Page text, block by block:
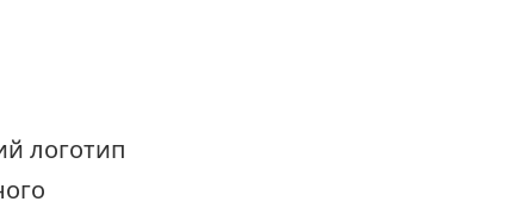
логотип